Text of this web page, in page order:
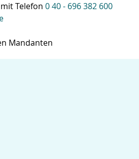
Telefon 0 40 - 696 382 600
Mandanten